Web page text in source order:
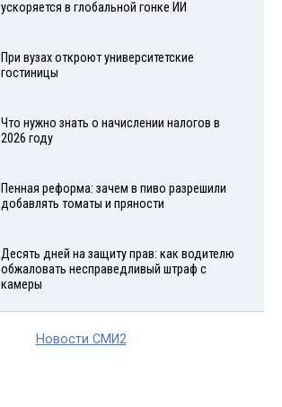
ускоряется в глобальной гонке ИИ
При вузах откроют университетские
гостиницы
Что нужно знать о начислении налогов в
2026 году
Пенная реформа: зачем в пиво разрешили
добавлять томаты и пряности
Десять дней на защиту прав: как водителю
обжаловать несправедливый штраф с
камеры
Новости СМИ2